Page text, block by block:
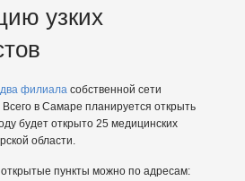
узких
филиаласобственной сети
в Самаре планируется открыть
будет открыто 25 медицинских
области.
пункты можно по адресам: